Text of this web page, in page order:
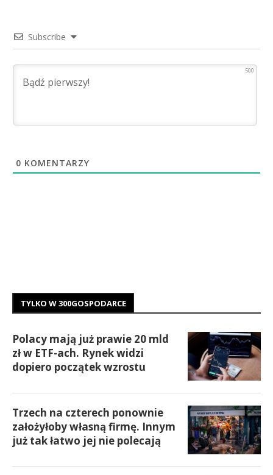
Subscribe
500
0 KOMENTARZY
TYLKO W 300GOSPODARCE
Polacy mają już prawie 20 mld
zł w ETF-ach. Rynek widzi
dopiero początek wzrostu
Trzech na czterech ponownie
założyłoby własną firmę. Innym
już tak łatwo jej nie polecają